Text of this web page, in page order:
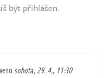
být přihlášen.
sobota, 29. 4., 11:30